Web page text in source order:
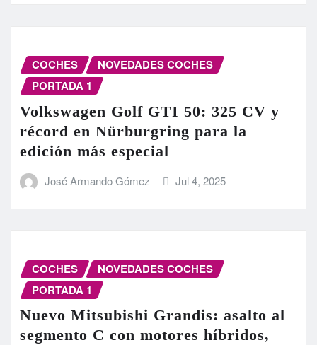
COCHES
NOVEDADES COCHES
PORTADA 1
Volkswagen Golf GTI 50: 325 CV y
récord en Nürburgring para la
edición más especial
José Armando Gómez Jul 4, 2025
COCHES
NOVEDADES COCHES
PORTADA 1
Nuevo Mitsubishi Grandis: asalto al
segmento C con motores híbridos,